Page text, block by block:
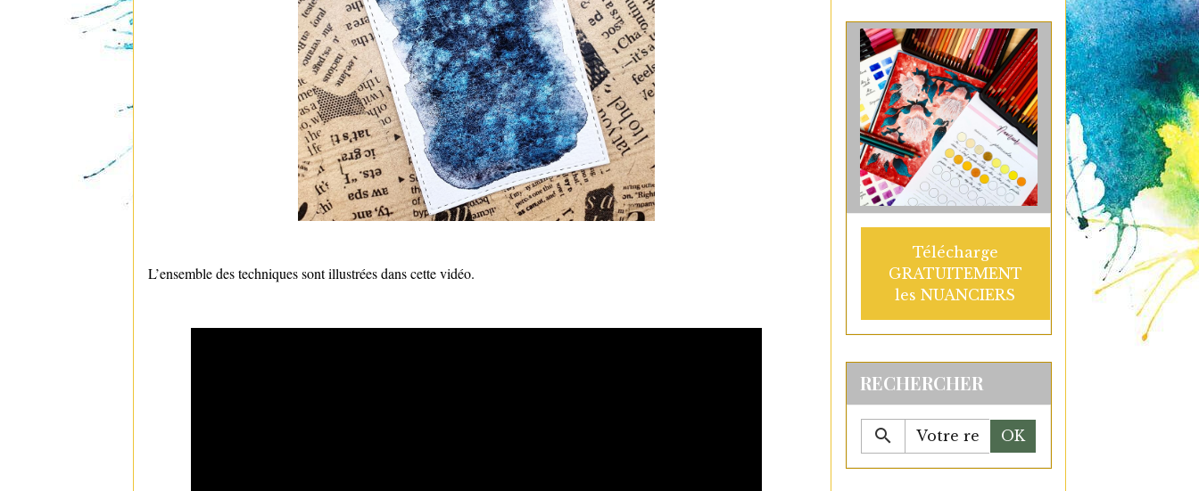
L’ensemble des techniques sont illustrées dans cette vidéo.
Télécharge
GRATUITEMENT
les NUANCIERS
RECHERCHER
OK